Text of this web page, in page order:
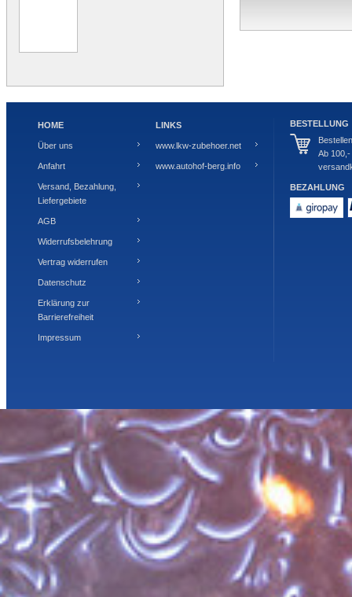
HOME
Über uns
Anfahrt
Versand, Bezahlung,
Liefergebiete
AGB
Widerrufsbelehrung
Vertrag widerrufen
Datenschutz
Erklärung zur
Barrierefreiheit
Impressum
LINKS
www.lkw-zubehoer.net
www.autohof-berg.info
BESTELLUNG
Ab
BEZAHLUNG